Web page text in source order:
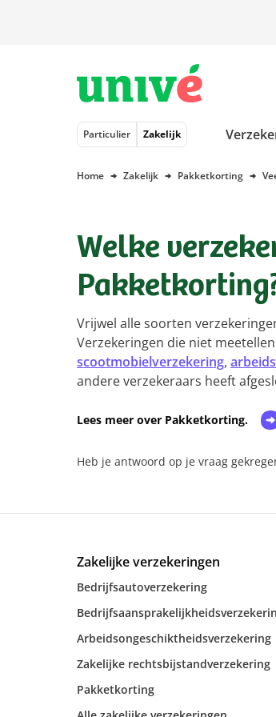
Particulier Zakelijk
Home Zakelijk Pakketkorting
Welke
Vrijwel alle soorten
Verzekeringen die niet
scootmobielverzekering,
andere verzekeraars heeft
Lees meer over Pakketkorting.
Heb je antwoord op je vraag
Zakelijke verzekeringen
Bedrijfsautoverzekering
Arbeidsongeschiktheidsverzekering
Zakelijke rechtsbijstandverzekering
Pakketkorting